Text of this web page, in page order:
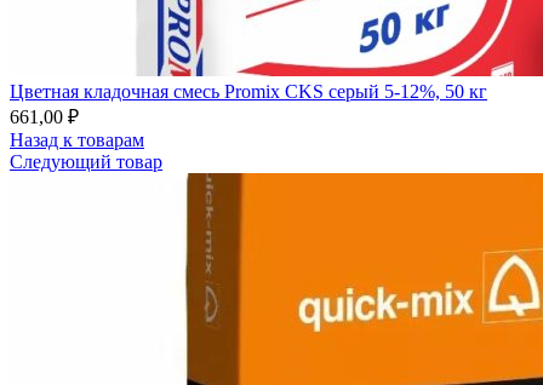
Цветная кладочная смесь Promix CKS серый 5-12%, 50 кг
661,00 ₽
Назад к товарам
Следующий товар